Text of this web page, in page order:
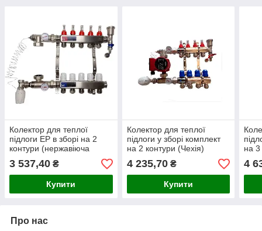
Колектор для теплої
підлоги EP в зборі на 2
контури (нержавіюча
3 537,40 ₴
Купити
Колектор для теплої
підлоги у зборі комплект
на 2 контури (Чехія)
4 235,70₴
Купити
на 3
4
Про нас